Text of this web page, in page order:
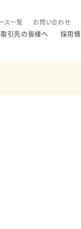
ス一覧 お問い合わせ
取引先の皆様へ 採用